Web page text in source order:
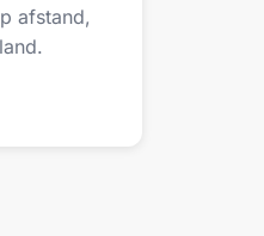
afstand,